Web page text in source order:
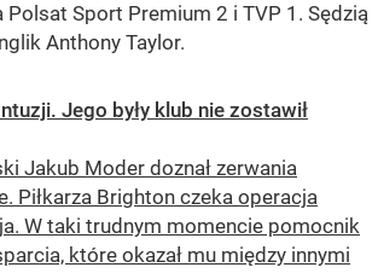
Polsat Sport Premium 2 i TVP 1. Sędzią
Anthony Taylor.
Jego były klub nie zostawił
Jakub Moder doznał zerwania
Piłkarza Brighton czeka operacja
W taki trudnym momencie pomocnik
które okazał mu między innymi